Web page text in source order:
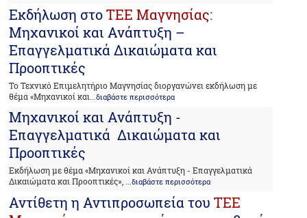
Εκδήλωση στοΤΕΕ Μαγνησίας:
Μηχανικοί και Ανάπτυξη –
Επαγγελματικά Δικαιώματα και
Προοπτικές
Το Τεχνικό Επιμελητήριο Μαγνησίας διοργανώνει εκδήλωση με
θέμα «Μηχανικοί και...διαβάστε περισσότερα
Μηχανικοί και Ανάπτυξη -
Επαγγελματικά Δικαιώματα και
Προοπτικές
Εκδήλωση με θέμα «Μηχανικοί και Ανάπτυξη - Επαγγελματικά
Δικαιώματα και Προοπτικές»,...διαβάστε περισσότερα
Αντίθετη η Αντιπροσωπεία τουΤΕΕ